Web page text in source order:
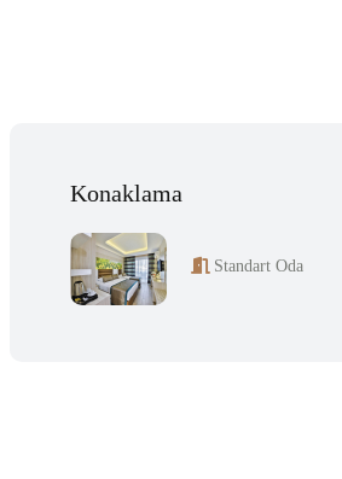
Konaklama
Standart Oda